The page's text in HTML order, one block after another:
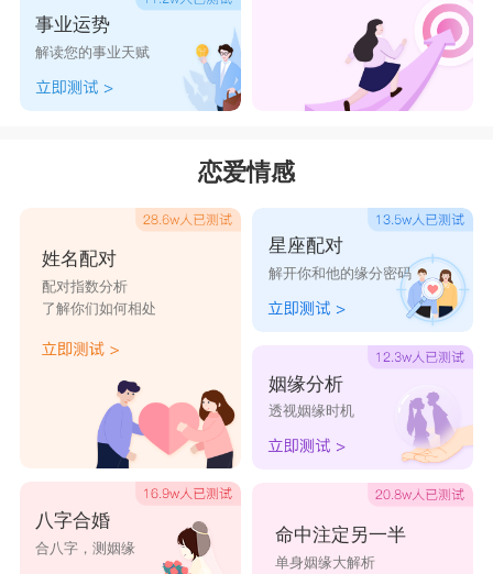
事业运势
解读您的事业天赋
恋爱情感
姓名配对
配对指数分析
了解你们如何相处
八字合婚
合八字，测姻缘
星座配对
解开你和他的缘分密码
姻缘分析
透视姻缘时机
命中注定另一半
单身姻缘大解析